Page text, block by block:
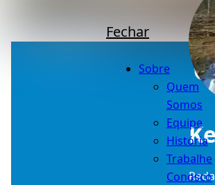
Fechar
Sobre
Quem
Somos
Equipe
História
Trabalhe
Conosco